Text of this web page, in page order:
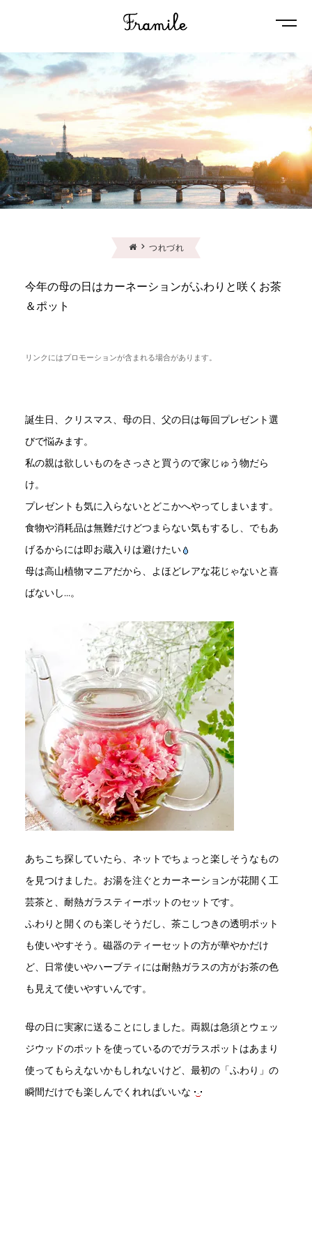
つれづれ
今年の母の日はカーネーションがふわりと咲くお茶
＆ポット
リンクにはプロモーションが含まれる場合があります。
誕生日、クリスマス、母の日、父の日は毎回プレゼント選
びで悩みます。
私の親は欲しいものをさっさと買うので家じゅう物だら
け。
プレゼントも気に入らないとどこかへやってしまいます。
食物や消耗品は無難だけどつまらない気もするし、でもあ
げるからには即お蔵入りは避けたい
母は高山植物マニアだから、よほどレアな花じゃないと喜
ばないし…。
あちこち探していたら、ネットでちょっと楽しそうなもの
を見つけました。お湯を注ぐとカーネーションが花開く工
芸茶と、耐熱ガラスティーポットのセットです。
ふわりと開くのも楽しそうだし、茶こしつきの透明ポット
も使いやすそう。磁器のティーセットの方が華やかだけ
ど、日常使いやハーブティには耐熱ガラスの方がお茶の色
も見えて使いやすいんです。
母の日に実家に送ることにしました。両親は急須とウェッ
ジウッドのポットを使っているのでガラスポットはあまり
使ってもらえないかもしれないけど、最初の「ふわり」の
瞬間だけでも楽しんでくれればいいな